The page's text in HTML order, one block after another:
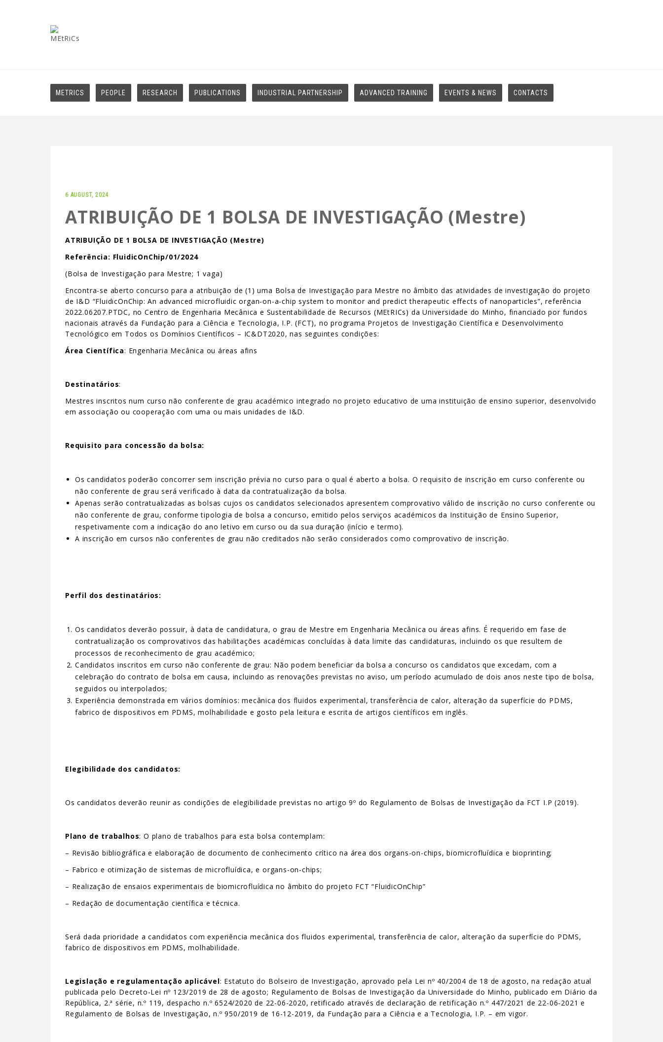
METRICS PEOPLE RESEARCH PUBLICATIONS INDUSTRIAL PARTNERSHIP ADVANCED TRAINING EVENTS & NEWS CONTACTS
6 AUGUST, 2024
ATRIBUIÇÃO DE 1 BOLSA DE INVESTIGAÇÃO (Mestre)
ATRIBUIÇÃO DE 1 BOLSA DE INVESTIGAÇÃO (Mestre)
Referência: FluidicOnChip/01/2024
(Bolsa de Investigação para Mestre; 1 vaga)
Encontra-se aberto concurso para a atribuição de (1) uma Bolsa de Investigação para Mestre no âmbito das atividades de investigação do projeto
de I&D “FluidicOnChip: An advanced microfluidic organ-on-a-chip system to monitor and predict therapeutic effects of nanoparticles”, referência
2022.06207.PTDC, no Centro de Engenharia Mecânica e Sustentabilidade de Recursos (MEtRICs) da Universidade do Minho, financiado por fundos
nacionais através da Fundação para a Ciência e Tecnologia, I.P. (FCT), no programa Projetos de Investigação Científica e Desenvolvimento
Tecnológico em Todos os Domínios Científicos – IC&DT2020, nas seguintes condições:
Área Científica: Engenharia Mecânica ou áreas afins
Destinatários:
Mestres inscritos num curso não conferente de grau académico integrado no projeto educativo de uma instituição de ensino superior, desenvolvido
em associação ou cooperação com uma ou mais unidades de I&D.
Requisito para concessão da bolsa:
Os candidatos poderão concorrer sem inscrição prévia no curso para o qual é aberto a bolsa. O requisito de inscrição em curso conferente ou
não conferente de grau será verificado à data da contratualização da bolsa.
Apenas serão contratualizadas as bolsas cujos os candidatos selecionados apresentem comprovativo válido de inscrição no curso conferente ou
não conferente de grau, conforme tipologia de bolsa a concurso, emitido pelos serviços académicos da Instituição de Ensino Superior,
respetivamente com a indicação do ano letivo em curso ou da sua duração (início e termo).
A inscrição em cursos não conferentes de grau não creditados não serão considerados como comprovativo de inscrição.
Perfil dos destinatários:
Os candidatos deverão possuir, à data de candidatura, o grau de Mestre em Engenharia Mecânica ou áreas afins. É requerido em fase de
contratualização os comprovativos das habilitações académicas concluídas à data limite das candidaturas, incluindo os que resultem de
processos de reconhecimento de grau académico;
Candidatos inscritos em curso não conferente de grau: Não podem beneficiar da bolsa a concurso os candidatos que excedam, com a
celebração do contrato de bolsa em causa, incluindo as renovações previstas no aviso, um período acumulado de dois anos neste tipo de bolsa,
seguidos ou interpolados;
Experiência demonstrada em vários domínios: mecânica dos fluidos experimental, transferência de calor, alteração da superfície do PDMS,
fabrico de dispositivos em PDMS, molhabilidade e gosto pela leitura e escrita de artigos científicos em inglês.
Elegibilidade dos candidatos:
Os candidatos deverão reunir as condições de elegibilidade previstas no artigo 9º do Regulamento de Bolsas de Investigação da FCT I.P (2019).
Plano de trabalhos: O plano de trabalhos para esta bolsa contemplam:
– Revisão bibliográfica e elaboração de documento de conhecimento crítico na área dos organs-on-chips, biomicrofluídica e bioprinting;
– Fabrico e otimização de sistemas de microfluídica, e organs-on-chips;
– Realização de ensaios experimentais de biomicrofluídica no âmbito do projeto FCT “FluidicOnChip”
– Redação de documentação científica e técnica.
Será dada prioridade a candidatos com experiência mecânica dos fluidos experimental, transferência de calor, alteração da superfície do PDMS,
fabrico de dispositivos em PDMS, molhabilidade.
Legislação e regulamentação aplicável: Estatuto do Bolseiro de Investigação, aprovado pela Lei nº 40/2004 de 18 de agosto, na redação atual
publicada pelo Decreto-Lei nº 123/2019 de 28 de agosto; Regulamento de Bolsas de Investigação da Universidade do Minho, publicado em Diário da
República, 2.ª série, n.º 119, despacho n.º 6524/2020 de 22-06-2020, retificado através de declaração de retificação n.º 447/2021 de 22-06-2021 e
Regulamento de Bolsas de Investigação, n.º 950/2019 de 16-12-2019, da Fundação para a Ciência e a Tecnologia, I.P. – em vigor.